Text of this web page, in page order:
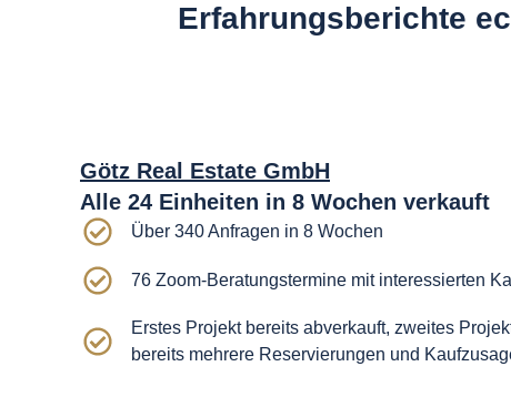
Erfahrungsberichte
Götz Real Estate GmbH
Alle 24 Einheiten in 8 Wochen verkauft
Über 340 Anfragen in 8 Wochen
76 Zoom-Beratungstermine mit interessierten
Erstes Projekt bereits abverkauft, zweites
bereits mehrere Reservierungen und